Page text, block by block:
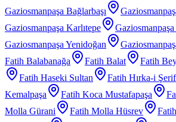
Gaziosmanpaşa Bağlarbaşı
Gaziosmanpaşa Karlıtepe
Gaziosmanpaşa Yenidoğan
Fatih Balabanağa
Fatih Balat Fatih
Fatih Haseki Sultan
Fatih Hırka-i Şerif
Kemalpaşa
Fatih Koca Mustafapaşa
Molla Gürani
Fatih Molla Hüsrev